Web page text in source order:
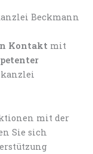
Kontakt mit